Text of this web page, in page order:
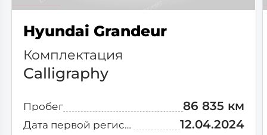
Hyundai Grandeur
Комплектация
Calligraphy
Пробег 86 835 км
Дата первой регистрации 12.04.2024